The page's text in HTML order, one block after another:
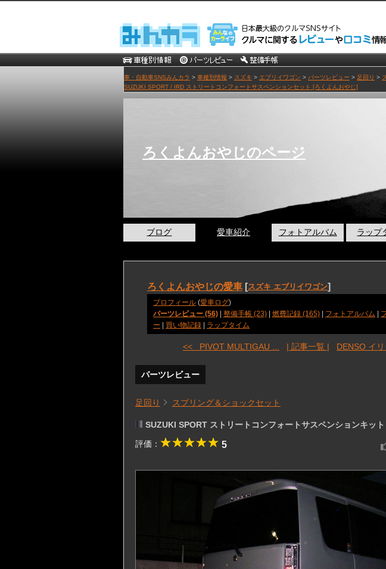
車・自動車SNSみんカラ > 車種別情報 > スズキ > エブリイワゴン > パーツレビュー > 足回り >
SUZUKI SPORT / IRD ストリートコンフォートサスペンションセット [ろくよんおやじ]
ろくよんおやじのページ
ブログ 愛車紹介 フォトアルバム ラップ
ろくよんおやじの愛車 [スズキ エブリイワゴン]
プロフィール (愛車ログ)
パーツレビュー (56)
整備手帳 (23) 燃費記録 (165) フォトアルバム
ー
買い物記録 ラップタイム
<< PIVOT MULTIGAU ... | 記事一覧 | DENSO イ
パーツレビュー
足回り スプリング＆ショックセット
SUZUKI SPORT ストリートコンフォートサスペンションキット
評価：
5